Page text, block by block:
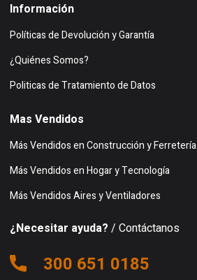
Información
Políticas de Devolución y Garantía
¿Quiénes Somos?
Politicas de Tratamiento de Datos
Mas Vendidos
Más Vendidos en Construcción y Ferretería
Más Vendidos en Hogar y Tecnología
Más Vendidos Aires y Ventiladores
¿Necesitar ayuda? / Contáctanos
300 651 0185